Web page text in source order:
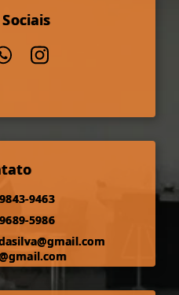
9463
5986